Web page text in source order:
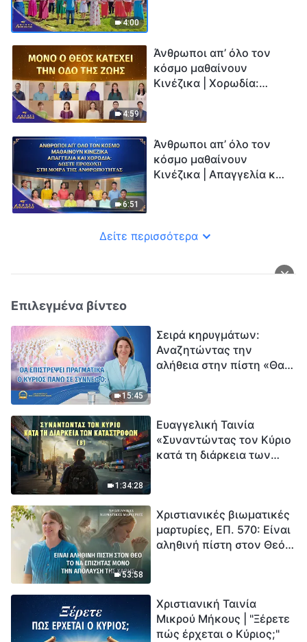
4:00
4:59
Άνθρωποι απ’ όλο τον
κόσμο μαθαίνουν
Κινέζικα | Χορωδία:
6:51
Άνθρωποι απ’ όλο τον
κόσμο μαθαίνουν
Κινέζικα | Απαγγελία και
δοξολογίας 2026
Δείτε περισσότερα
Επιλεγμένα βίντεο
15:45
Σειρά κηρυγμάτων:
Αναζητώντας την
αλήθεια στην πίστη «Θα
1:34:28
Ευαγγελική Ταινία
«Συναντώντας τον Κύριο
κατά τη διάρκεια των
εξαφάνισης». Οι
καταστροφές χτυπούν.
Ξεκινά η αντίστροφη
53:58
Χριστιανικές βιωματικές
μαρτυρίες, ΕΠ. 570: Είναι
αληθινή πίστη στον Θεό
Χριστιανική Ταινία
Μικρού Μήκους | "Ξέρετε
πώς έρχεται ο Κύριος;"